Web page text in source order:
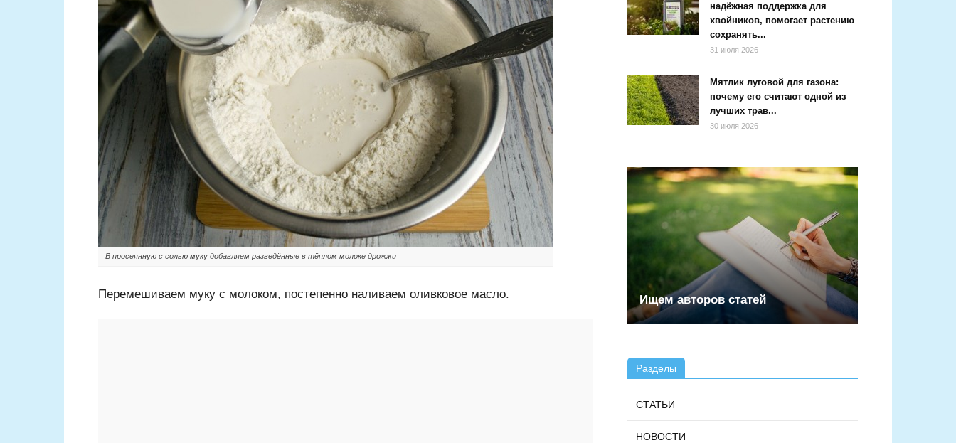
В просеянную с солью муку добавляем разведённые в тёплом молоке дрожжи
Перемешиваем муку с молоком, постепенно наливаем оливковое масло.
надёжная поддержка для
хвойников, помогает растению
сохранять...
31 июля 2026
Мятлик луговой для газона:
почему его считают одной из
лучших трав...
30 июля 2026
Ищем авторов статей
Разделы
СТАТЬИ
НОВОСТИ